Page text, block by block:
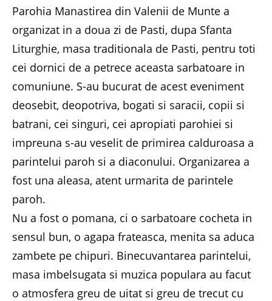
Parohia Manastirea din Valenii de Munte a
organizat in a doua zi de Pasti, dupa Sfanta
Liturghie, masa traditionala de Pasti, pentru toti
cei dornici de a petrece aceasta sarbatoare in
comuniune. S-au bucurat de acest eveniment
deosebit, deopotriva, bogati si saracii, copii si
batrani, cei singuri, cei apropiati parohiei si
impreuna s-au veselit de primirea calduroasa a
parintelui paroh si a diaconului. Organizarea a
fost una aleasa, atent urmarita de parintele
paroh.
Nu a fost o pomana, ci o sarbatoare cocheta in
sensul bun, o agapa frateasca, menita sa aduca
zambete pe chipuri. Binecuvantarea parintelui,
masa imbelsugata si muzica populara au facut
o atmosfera greu de uitat si greu de trecut cu